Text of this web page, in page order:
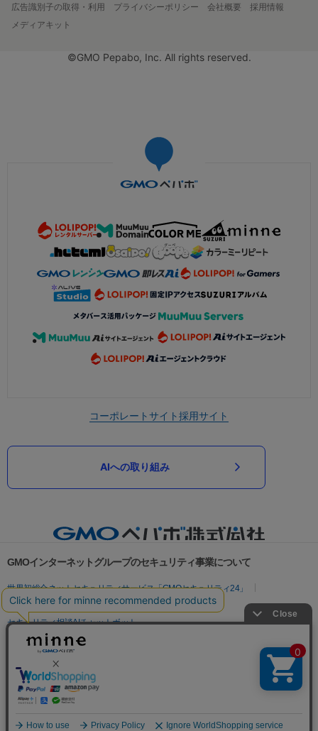
広告識別子の取得・利用
プライバシーポリシー 会社概要
採用情報
メディアキット
©GMO Pepabo, Inc. All rights reserved.
コーポレートサイト採用サイト
AIへの取り組み
GMOインターネットグループのセキュリティ事業について
世界初総合ネットセキュリティサービス「GMOセキュリティ24」
パスワード漏洩診断
Webサイトリスク診断
セキュリティ相談AIチャットボット
実在証明・盗聴対策
サイバー攻撃対策（GMO Flatt Security）
セキュリティ事業の軌跡